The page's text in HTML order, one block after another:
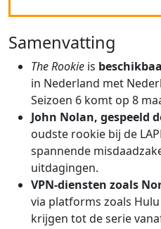
Samenvatting
The Rookie is
in Nederland met
Seizoen 6 komt op 8
John Nolan, gespeeld
oudste rookie bij de
spannende
uitdagingen.
VPN-diensten zoals
via platforms zoals
krijgen tot de serie